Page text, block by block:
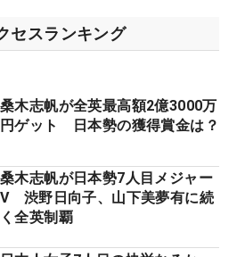
セスランキング
桑木志帆が全英最高額2億3000万
円ゲット 日本勢の獲得賞金は？
桑木志帆が日本勢7人目メジャー
V 渋野日向子、山下美夢有に続
く全英制覇